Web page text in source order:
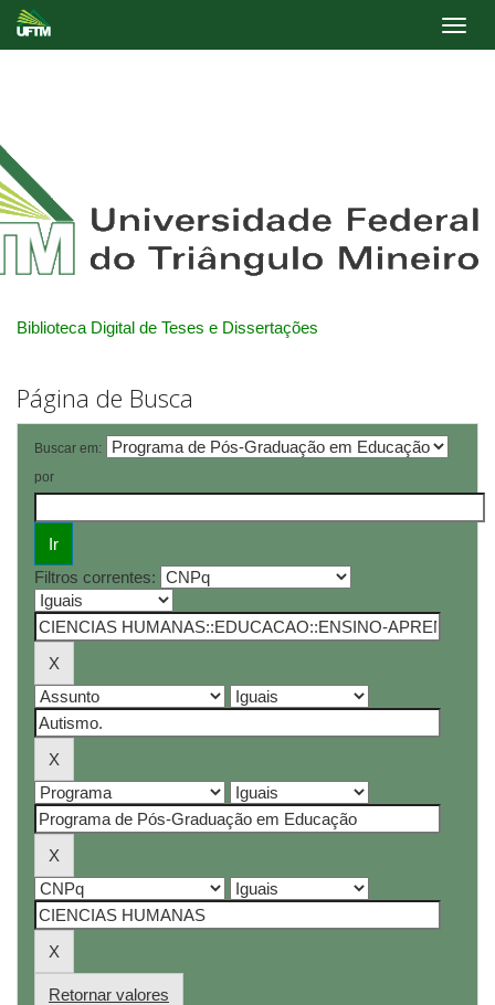
Biblioteca Digital de Teses e Dissertações
Página de Busca
Buscar em:
por
Filtros correntes:
Retornar valores